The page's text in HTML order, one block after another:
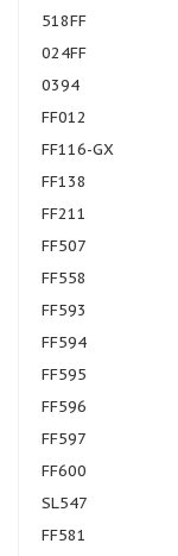
518FF
024FF
0394
FF012
FF116-GX
FF138
FF211
FF507
FF558
FF593
FF594
FF595
FF596
FF597
FF600
SL547
FF581